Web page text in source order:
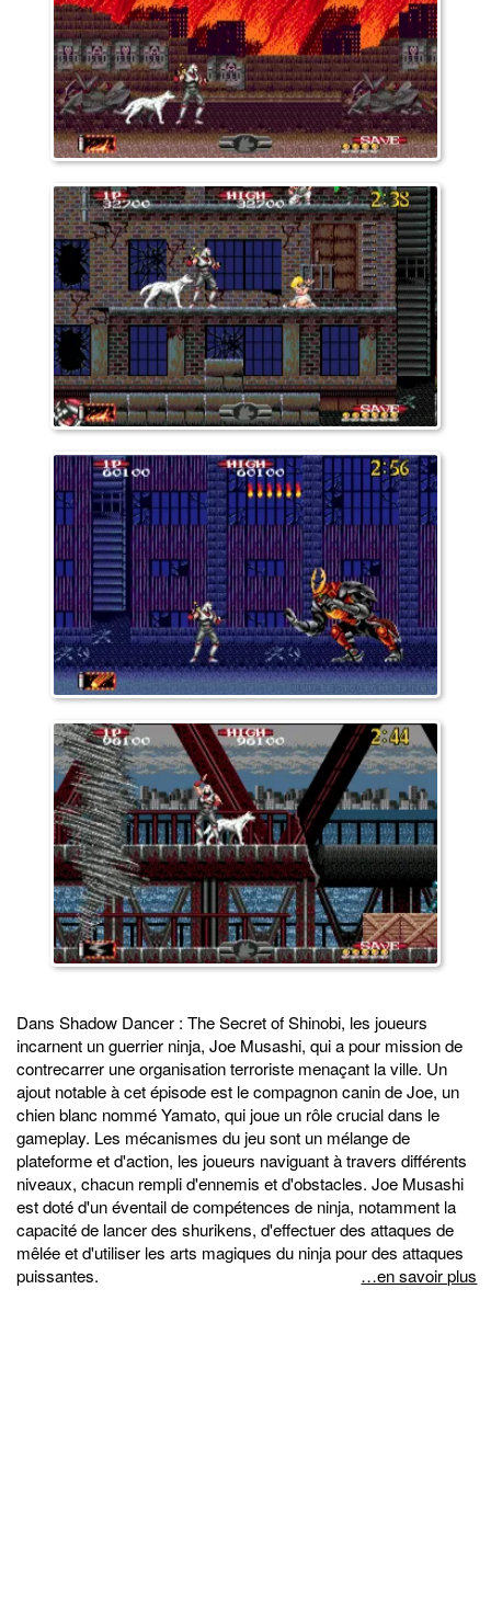
Dans Shadow Dancer : The Secret of Shinobi, les joueurs
incarnent un guerrier ninja, Joe Musashi, qui a pour mission de
contrecarrer une organisation terroriste menaçant la ville. Un
ajout notable à cet épisode est le compagnon canin de Joe, un
chien blanc nommé Yamato, qui joue un rôle crucial dans le
gameplay. Les mécanismes du jeu sont un mélange de
plateforme et d'action, les joueurs naviguant à travers différents
niveaux, chacun rempli d'ennemis et d'obstacles. Joe Musashi
est doté d'un éventail de compétences de ninja, notamment la
capacité de lancer des shurikens, d'effectuer des attaques de
mêlée et d'utiliser les arts magiques du ninja pour des attaques
puissantes.
…en savoir plus